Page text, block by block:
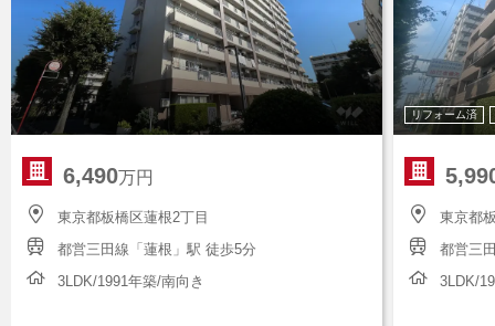
6,490万円
東京都板橋区蓮根2丁目
都営三田線「蓮根」駅 徒歩5分
3LDK/1991年築/南向き
リフォーム済
東京都
都営三
3LDK/